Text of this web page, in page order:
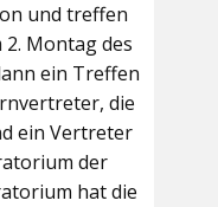
und treffen
Montag des
ein Treffen
die
ein Vertreter
der
hat die